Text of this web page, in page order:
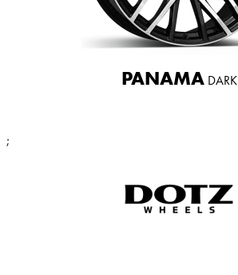
PANAMADARK
;